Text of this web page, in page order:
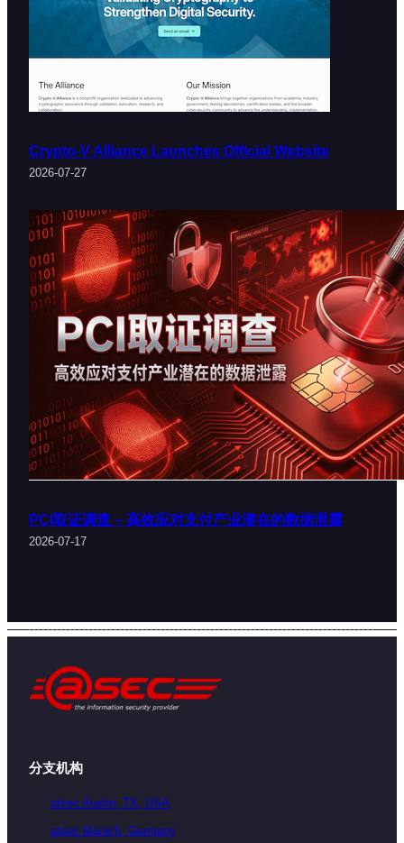
Crypto-V Alliance Launches Official Website
2026-07-27
PCI取证调查 – 高效应对支付产业潜在的数据泄露
2026-07-17
分支机构
atsec Austin, TX, USA
atsec Munich, Germany